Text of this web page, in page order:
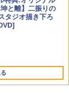
と離】二振りの
タジオ描き下ろ